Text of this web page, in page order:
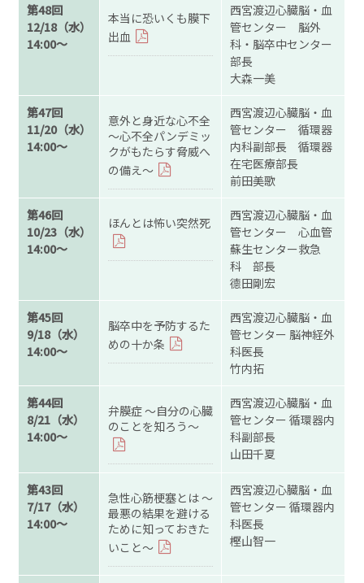
第48回
12/18（水）
14:00～
本当に恐いくも膜下
出血
西宮渡辺心臓脳・血
管センター 脳外
科・脳卒中センター
部長
大森一美
第47回
11/20（水）
14:00～
意外と身近な心不全
〜心不全パンデミッ
クがもたらす脅威へ
の備え〜
西宮渡辺心臓脳・血
管センター 循環器
内科副部長 循環器
在宅医療部長
前田美歌
第46回
10/23（水）
14:00～
ほんとは怖い突然死
西宮渡辺心臓脳・血
管センター 心血管
蘇生センター救急
科 部長
德田剛宏
第45回
9/18（水）
14:00～
脳卒中を予防するた
めの十か条
西宮渡辺心臓脳・血
管センター 脳神経外
科医長
竹内拓
第44回
8/21（水）
14:00～
弁膜症 ～自分の心臓
のことを知ろう～
西宮渡辺心臓脳・血
管センター 循環器内
科副部長
山田千夏
第43回
7/17（水）
14:00～
急性心筋梗塞とは ～
最悪の結果を避ける
ために知っておきた
いこと～
西宮渡辺心臓脳・血
管センター 循環器内
科医長
樫山智一